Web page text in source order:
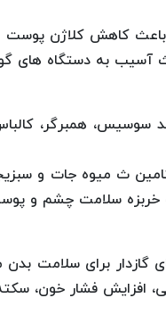
باعث کاهش کلاژن
آسیب به دستگاه های
سوسیس، همبرگر،
ث میوه جات و
و خربزه سلامت چشم و
گازدار برای سلامت
افزایش فشار خون،